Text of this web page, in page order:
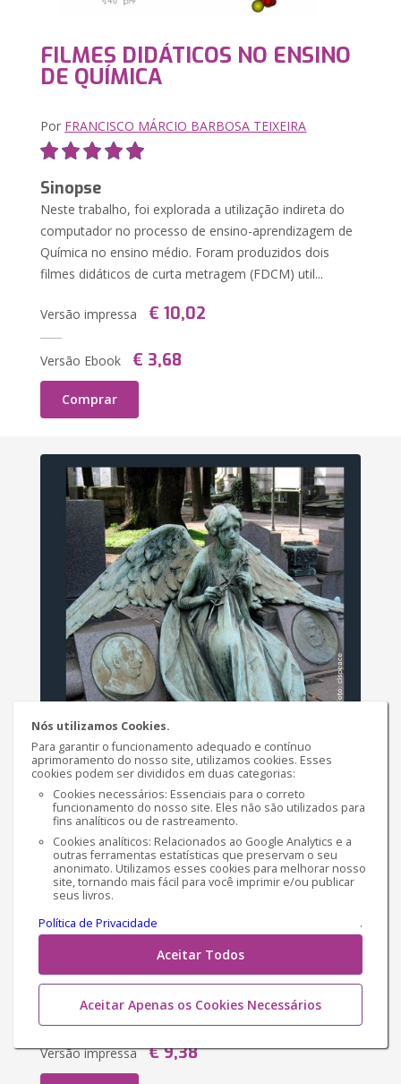
Nós utilizamos Cookies.
Para garantir o funcionamento adequado e contínuo
aprimoramento do nosso site, utilizamos cookies. Esses
cookies podem ser divididos em duas categorias:
Cookies necessários: Essenciais para o correto
funcionamento do nosso site. Eles não são utilizados para
fins analíticos ou de rastreamento.
Cookies analíticos: Relacionados ao Google Analytics e a
outras ferramentas estatísticas que preservam o seu
anonimato. Utilizamos esses cookies para melhorar nosso
site, tornando mais fácil para você imprimir e/ou publicar
seus livros.
Política de Privacidade
.
Aceitar Todos
Aceitar Apenas os Cookies Necessários
FILMES DIDÁTICOS NO ENSINO
DE QUÍMICA
Por FRANCISCO MÁRCIO BARBOSA TEIXEIRA
Sinopse
Neste trabalho, foi explorada a utilização indireta do
computador no processo de ensino-aprendizagem de
Química no ensino médio. Foram produzidos dois
filmes didáticos de curta metragem (FDCM) util...
Versão impressa € 10,02
Versão Ebook € 3,68
Comprar
A Sociedade Tradicional
Portuguesa e Socialismo.
Os Mais e a Cidade e as Serras
Tavares dos Santos
Sinopse
Para o presente trabalho, passaremos por uma
análise histórica portuguesa do século XVI, até o
século XIX, que será objeto de nossa pesquisa.
Trataremos da questão por Eça de Queirós entre a
socied...
Versão impressa € 9,38